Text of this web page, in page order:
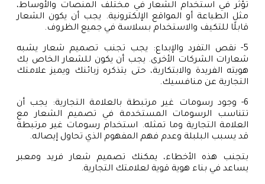
تؤثر في استخدام الشعار في مختلف المنصات والأوساط،
مثل الطباعة أو المواقع الإلكترونية. يجب أن يكون الشعار
قابلًا للتكيف والاستخدام بسلاسة في جميع الظروف.
5- نقص التفرد والإبداع: يجب تجنب تصميم شعار يشبه
شعارات الشركات الأخرى. يجب أن يكون للشعار الخاص بك
هويته الفريدة والابتكارية، حتى يتذكره زبائنك ويميز علامتك
التجارية عن منافسيك.
6- وجود رسومات غير مرتبطة بالعلامة التجارية: يجب أن
تتناسب الرسومات المستخدمة في تصميم الشعار مع
العلامة التجارية وما تمثله. استخدام رسومات غير مرتبطة
قد يسبب البلبلة وعدم فهم المفهوم الذي تحاول إيصاله.
بتجنب هذه الأخطاء، يمكنك تصميم شعار فريد ومعبر
يساعد في بناء هوية قوية لعلامتك التجارية.